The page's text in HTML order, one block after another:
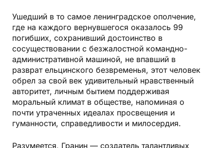
Ушедший в то самое ленинградское ополчение,
где на каждого вернувшегося оказалось 99
погибших, сохранивший достоинство в
сосуществовании с безжалостной командно­-
административной машиной, не впавший в
разврат ельцинского безвременья, этот человек
обрел за свой век удивительный нравственный
авторитет, личным бытием поддерживая
моральный климат в обществе, напоминая о
почти утраченных идеалах просвещения и
гуманности, справедливости и милосердия.
Разумеется, Гранин — создатель талантливых